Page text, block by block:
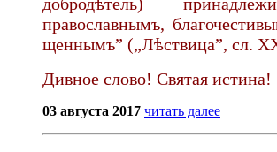
православ­нымъ,
щеннымъ” („Лѣствица”, сл.
Дивное слово! Святая истина!
03 августа 2017 читать далее